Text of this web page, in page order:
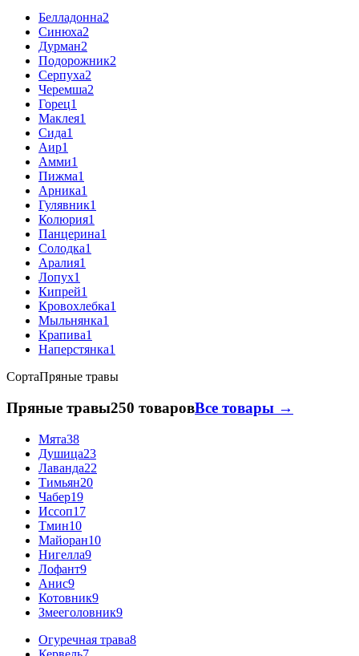
Белладонна2
Синюха2
Дурман2
Подорожник2
Серпуха2
Черемша2
Горец1
Маклея1
Сида1
Аир1
Амми1
Пижма1
Арника1
Гулявник1
Колюрия1
Панцерина1
Солодка1
Аралия1
Лопух1
Кипрей1
Кровохлебка1
Мыльнянка1
Крапива1
Наперстянка1
СортаПряные травы
Пряные травы250 товаровВсе товары →
Мята38
Душица23
Лаванда22
Тимьян20
Чабер19
Иссоп17
Тмин10
Майоран10
Нигелла9
Лофант9
Анис9
Котовник9
Змееголовник9
Огуречная трава8